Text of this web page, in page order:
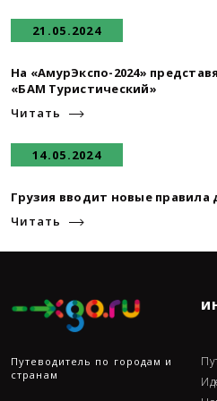
21.05.2024
На «АмурЭкспо-2024»
«БАМ Туристический»
Читать
14.05.2024
Грузия вводит новые правила
Читать
Путеводитель по городам и
странам